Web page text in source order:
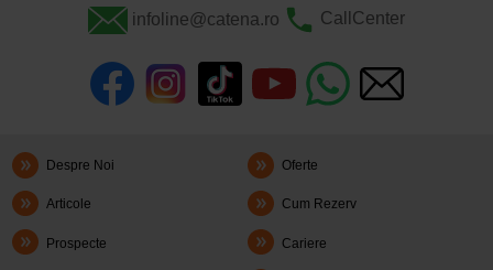
infoline@catena.ro CallCenter
Despre Noi Oferte
Articole Cum Rezerv
Prospecte Cariere